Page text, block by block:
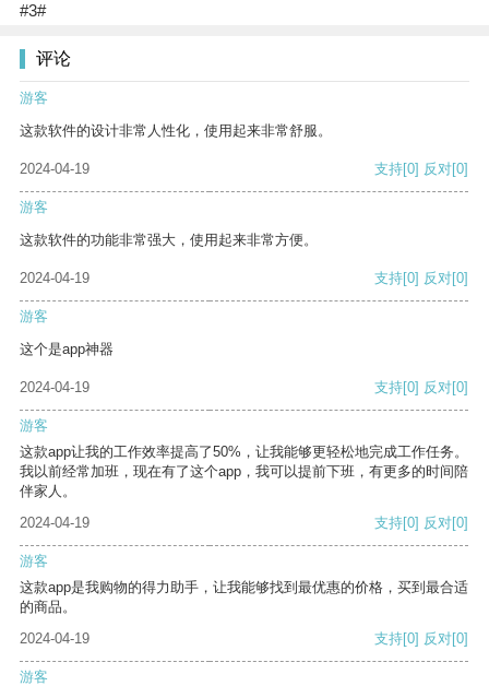
#3#
评论
游客
这款软件的设计非常人性化，使用起来非常舒服。
2024-04-19 支持[0] 反对[0]
游客
这款软件的功能非常强大，使用起来非常方便。
2024-04-19 支持[0] 反对[0]
游客
这个是app神器
2024-04-19 支持[0] 反对[0]
游客
这款app让我的工作效率提高了50%，让我能够更轻松地完成工作任务。
我以前经常加班，现在有了这个app，我可以提前下班，有更多的时间陪
伴家人。
2024-04-19
支持[0] 反对[0]
游客
这款app是我购物的得力助手，让我能够找到最优惠的价格，买到最合适
的商品。
2024-04-19
支持[0] 反对[0]
游客